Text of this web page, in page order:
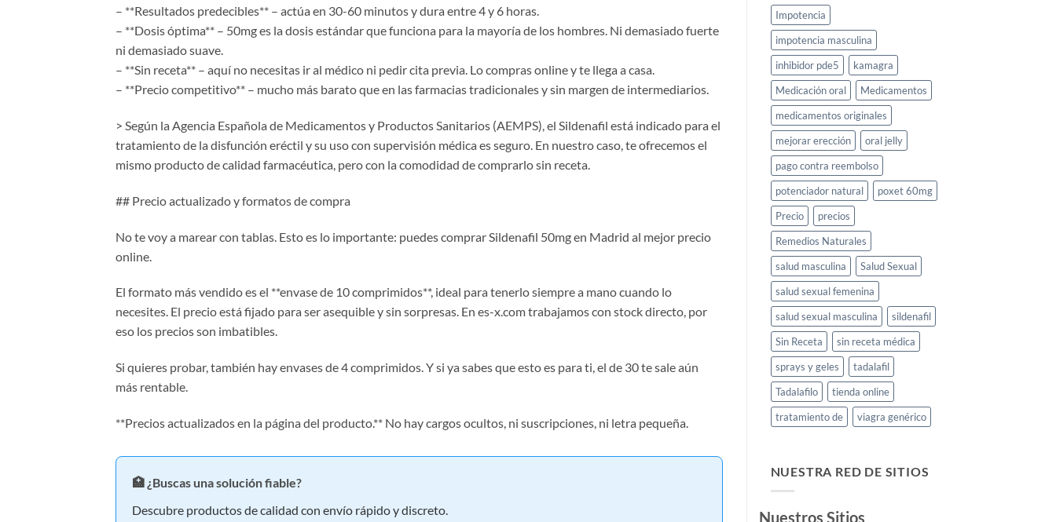
– **Resultados predecibles** – actúa en 30-60 minutos y dura entre 4 y 6 horas.
– **Dosis óptima** – 50mg es la dosis estándar que funciona para la mayoría de los hombres. Ni demasiado fuerte
ni demasiado suave.
– **Sin receta** – aquí no necesitas ir al médico ni pedir cita previa. Lo compras online y te llega a casa.
– **Precio competitivo** – mucho más barato que en las farmacias tradicionales y sin margen de intermediarios.
> Según la Agencia Española de Medicamentos y Productos Sanitarios (AEMPS), el Sildenafil está indicado para el
tratamiento de la disfunción eréctil y su uso con supervisión médica es seguro. En nuestro caso, te ofrecemos el
mismo producto de calidad farmacéutica, pero con la comodidad de comprarlo sin receta.
## Precio actualizado y formatos de compra
No te voy a marear con tablas. Esto es lo importante: puedes comprar Sildenafil 50mg en Madrid al mejor precio
online.
El formato más vendido es el **envase de 10 comprimidos**, ideal para tenerlo siempre a mano cuando lo
necesites. El precio está fijado para ser asequible y sin sorpresas. En es-x.com trabajamos con stock directo, por
eso los precios son imbatibles.
Si quieres probar, también hay envases de 4 comprimidos. Y si ya sabes que esto es para ti, el de 30 te sale aún
más rentable.
**Precios actualizados en la página del producto.** No hay cargos ocultos, ni suscripciones, ni letra pequeña.
🏥 ¿Buscas una solución fiable?
Descubre productos de calidad con envío rápido y discreto.
Impotencia
impotencia masculina
inhibidor pde5
kamagra
Medicación oral
Medicamentos
medicamentos originales
mejorar erección
oral jelly
pago contra reembolso
potenciador natural
poxet 60mg
Precio
precios
Remedios Naturales
salud masculina
Salud Sexual
salud sexual femenina
salud sexual masculina
sildenafil
Sin Receta
sin receta médica
sprays y geles
tadalafil
Tadalafilo
tienda online
tratamiento de
viagra genérico
NUESTRA RED DE SITIOS
Nuestros Sitios